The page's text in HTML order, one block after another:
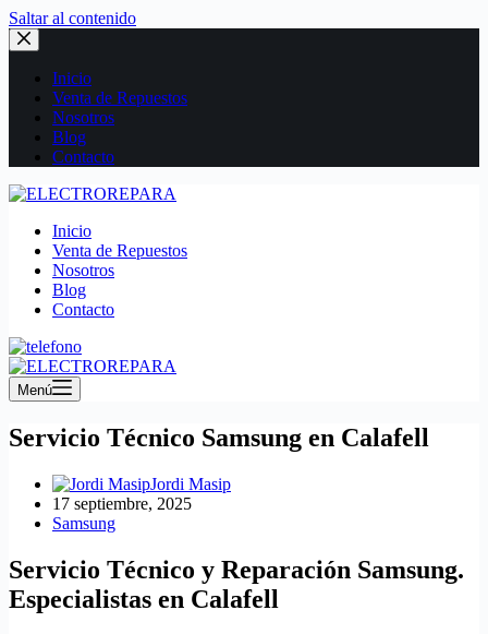
Saltar al contenido
Inicio
Venta de Repuestos
Nosotros
Blog
Contacto
Inicio
Venta de Repuestos
Nosotros
Blog
Contacto
Menú
Servicio Técnico Samsung en Calafell
Jordi Masip
17 septiembre, 2025
Samsung
Servicio Técnico y Reparación Samsung.
Especialistas en Calafell